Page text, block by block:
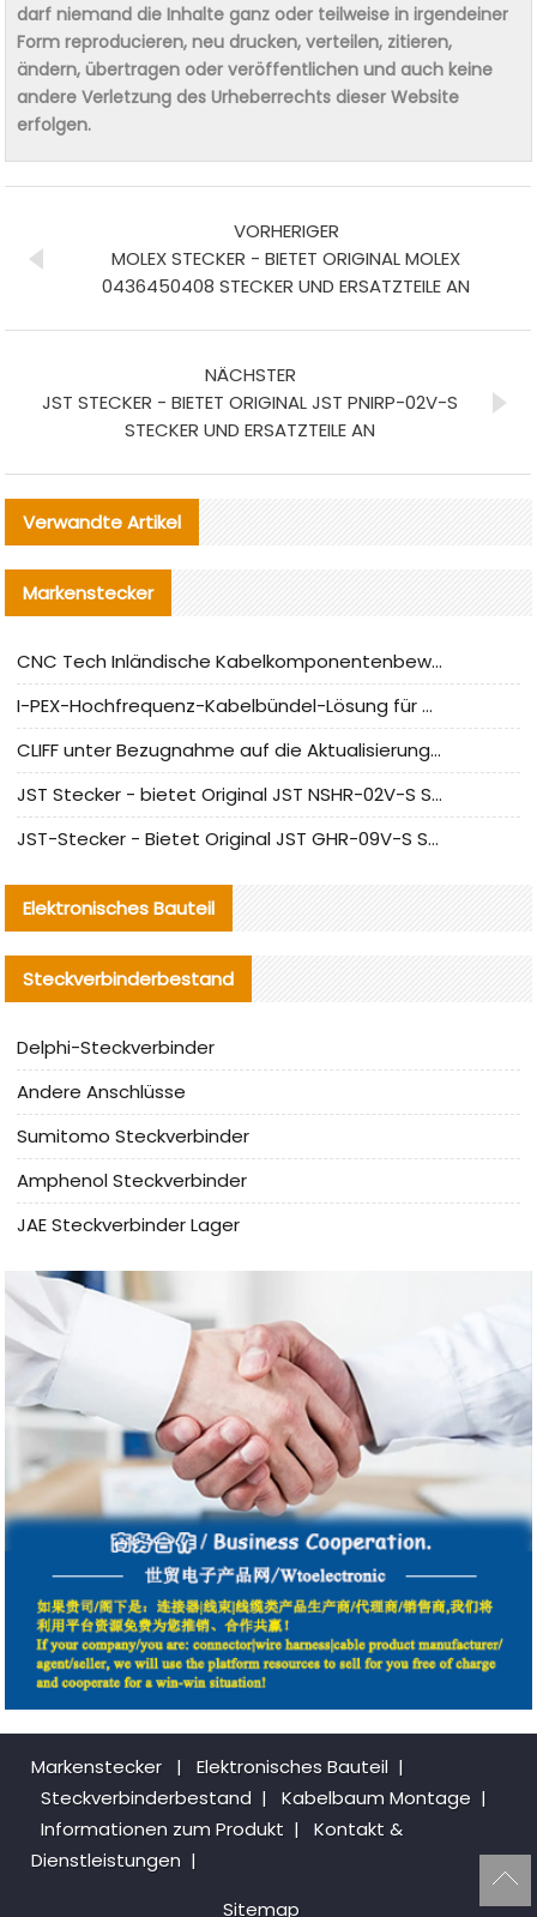
darf niemand die Inhalte ganz oder teilweise in irgendeiner
Form reproducieren, neu drucken, verteilen, zitieren,
ändern, übertragen oder veröffentlichen und auch keine
andere Verletzung des Urheberrechts dieser Website
erfolgen.
VORHERIGER
MOLEX STECKER - BIETET ORIGINAL MOLEX
0436450408 STECKER UND ERSATZTEILE AN
NÄCHSTER
JST STECKER - BIETET ORIGINAL JST PNIRP-02V-S
STECKER UND ERSATZTEILE AN
Verwandte Artikel
Markenstecker
CNC Tech Inländische Kabelkomponentenbewertung und Massenproduktionsanpassungsanleitung
I-PEX-Hochfrequenz-Kabelbündel-Lösung für die heimische Produktion analysiert
CLIFF unter Bezugnahme auf die Aktualisierung der chinesischen Stecker-Testnormen
JST Stecker - bietet Original JST NSHR-02V-S Stecker und Ersatzteile an
JST-Stecker - Bietet Original JST GHR-09V-S Stecker und Ersatzteile an
Elektronisches Bauteil
Steckverbinderbestand
Delphi-Steckverbinder
Andere Anschlüsse
Sumitomo Steckverbinder
Amphenol Steckverbinder
JAE Steckverbinder Lager
Markenstecker | Elektronisches Bauteil |
Steckverbinderbestand | Kabelbaum Montage |
Informationen zum Produkt |
Kontakt &
Dienstleistungen |
Sitemap